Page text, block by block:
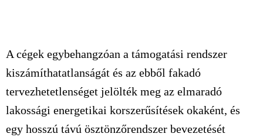
A cégek egybehangzóan a támogatási rendszer
kiszámíthatatlanságát és az ebből fakadó
tervezhetetlenséget jelölték meg az elmaradó
lakossági energetikai korszerűsítések okaként, és
egy hosszú távú ösztönzőrendszer bevezetését